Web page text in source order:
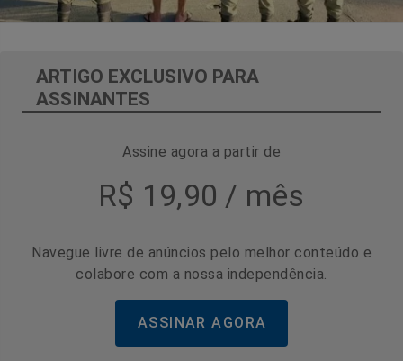
ARTIGO EXCLUSIVO PARA
ASSINANTES
Assine agora a partir de
R$ 19,90 / mês
Navegue livre de anúncios pelo melhor conteúdo e
colabore com a nossa independência.
ASSINAR AGORA